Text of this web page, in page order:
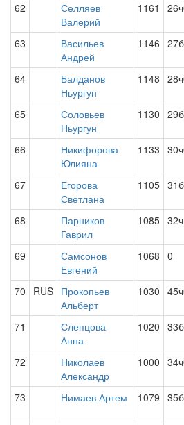
62
Селляев
Валерий
1161
63
Васильев
Андрей
1146
64
Балданов
Ньургун
1148
65
Соловьев
Ньургун
1130
66
Никифорова
Юлияна
1133
67
Егорова
Светлана
1105
68
Парников
Гаврил
1085
69
Самсонов
Евгений
1068 0
70 RUS Прокопьев
Альберт
1030
71
Слепцова
Анна
1020
72
Николаев
Александр
1000
73 Нимаев Артем 1079